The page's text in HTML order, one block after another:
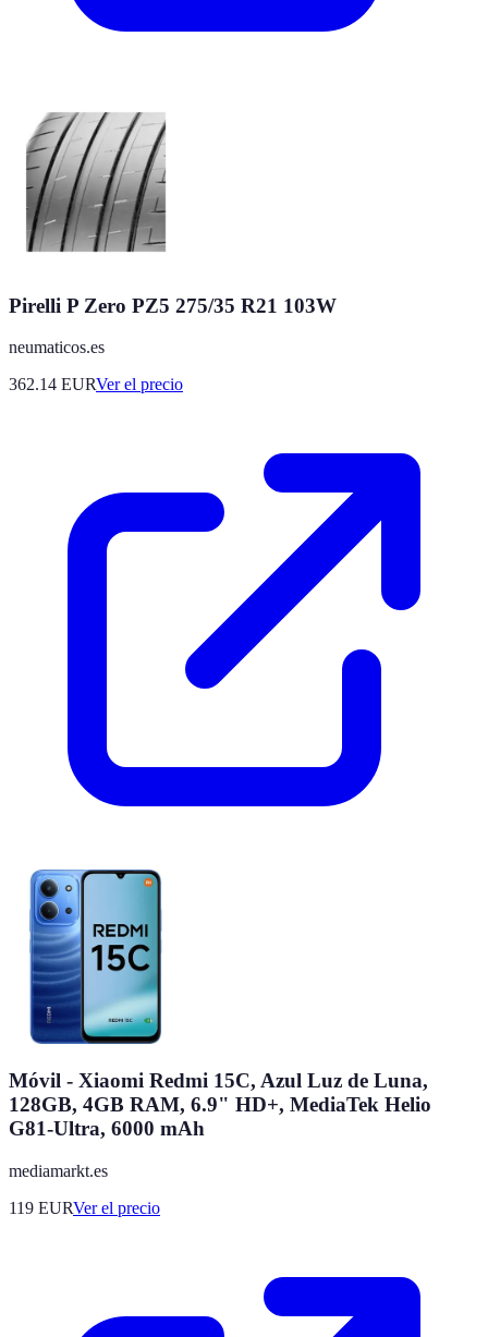
Pirelli P Zero PZ5 275/35 R21 103W
neumaticos.es
362.14 EURVer el precio
Móvil - Xiaomi Redmi 15C, Azul Luz de Luna,
128GB, 4GB RAM, 6.9" HD+, MediaTek Helio
G81-Ultra, 6000 mAh
mediamarkt.es
119 EURVer el precio